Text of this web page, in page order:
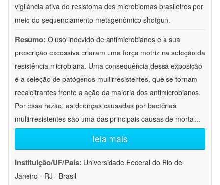
vigilância ativa do resistoma dos microbiomas brasileiros por
meio do sequenciamento metagenômico shotgun.
Resumo: O uso indevido de antimicrobianos e a sua
prescrição excessiva criaram uma força motriz na seleção da
resistência microbiana. Uma consequência dessa exposição
é a seleção de patógenos multirresistentes, que se tornam
recalcitrantes frente a ação da maioria dos antimicrobianos.
Por essa razão, as doenças causadas por bactérias
multirresistentes são uma das principais causas de mortal...
leia mais
Instituição/UF/País: Universidade Federal do Rio de
Janeiro - RJ - Brasil